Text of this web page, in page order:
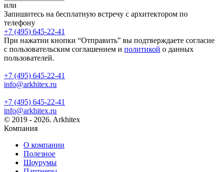
или
Запишитесь на бесплатную встречу с архитектором по
телефону
+7 (495) 645-22-41
При нажатии кнопки “Отправить” вы подтверждаете согласие
с пользовательским соглашением и политикой о данных
пользователей.
+7 (495) 645-22-41
info@arkhitex.ru
+7 (495) 645-22-41
info@arkhitex.ru
© 2019 - 2026. Arkhitex
Компания
О компании
Полезное
Шоурумы